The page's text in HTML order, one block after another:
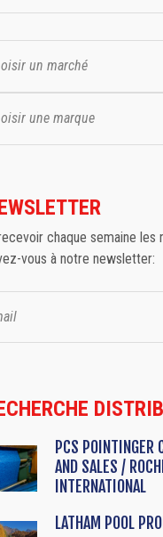
un marché
une marque
chaque semaine les
vous à notre newsletter:
PCS POINTINGER
AND SALES /
INTERNATIONAL
LATHAM POOL